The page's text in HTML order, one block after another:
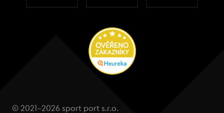
© 2021–2026 sport port s.r.o.